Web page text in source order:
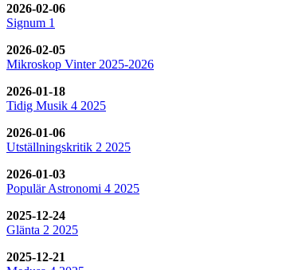
2026-02-06
Signum 1
2026-02-05
Mikroskop Vinter 2025-2026
2026-01-18
Tidig Musik 4 2025
2026-01-06
Utställningskritik 2 2025
2026-01-03
Populär Astronomi 4 2025
2025-12-24
Glänta 2 2025
2025-12-21